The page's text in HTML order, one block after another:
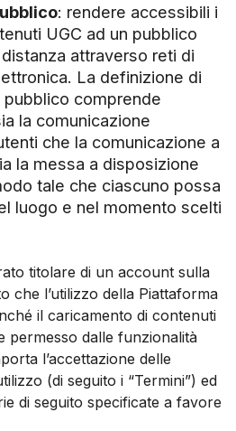
: rendere accessibili i
UGC ad un pubblico
attraverso reti di
La definizione di
comprende
la comunicazione
che la comunicazione a
la messa a disposizione
tale che ciascuno possa
luogo e nel momento scelti
titolare di un account sulla
che l’utilizzo della Piattaforma
il caricamento di contenuti
permesso dalle funzionalità
l’accettazione delle
(di seguito i “Termini”) ed
di seguito specificate a favore